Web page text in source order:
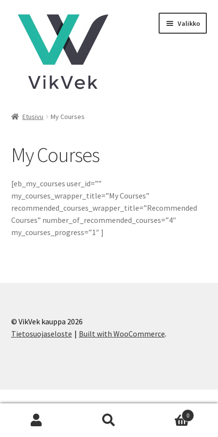
Siirry
navigointiin
Siirry
sisältöön
Valikko
Tilastot
Tilini
Etusivu My Courses
My Courses
[eb_my_courses user_id=””
my_courses_wrapper_title=”My Courses”
recommended_courses_wrapper_title=”Recommended
Courses” number_of_recommended_courses=”4″
my_courses_progress=”1″ ]
© VikVek kauppa 2026
Tietosuojaseloste
Built with WooCommerce.
0